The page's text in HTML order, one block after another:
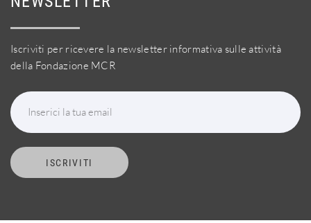
Iscriviti per ricevere la newsletter informativa sulle attività
della Fondazione MCR
Inserici la tua email
ISCRIVITI